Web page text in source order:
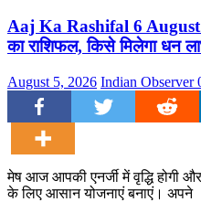
Aaj Ka Rashifal 6
का राशिफल, किसे मिलेगा धन
August 5, 2026 Indian Observer
मेष आज आपकी एनर्जी में वृद्धि होगी
के लिए आसान योजनाएं बनाएं। अपने